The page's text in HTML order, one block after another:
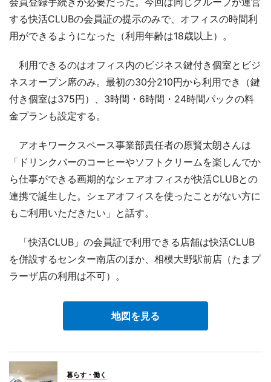
する快活CLUBの会員証の提示のみで、オフィスの時間利
用ができるようになった（利用年齢は18歳以上）。
利用できるのはオフィス内のビジネス鍵付き個室とビジ
ネスオープン席のみ。最初の30分210円から利用でき（鍵
付き個室は375円）、3時間・6時間・24時間パックの料
金プランも設定する。
アオキワークスペース事業部責任者の原賢太朗さんは
「ドリンクバーのコーヒーやソフトクリームを楽しんでか
ら仕事ができる画期的なシェアオフィスが快活CLUBとの
連携で誕生した。シェアオフィスを使ったことがない方に
もご利用いただきたい」と話す。
「快活CLUB」の会員証で利用できる店舗は快活CLUB
を併設するセンター南店のほか、相模大野駅前店（たまプ
ラーザ店の利用は不可）。
地図を見る
暮らす・働く